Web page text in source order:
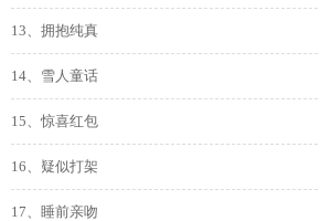
13、拥抱纯真
14、雪人童话
15、惊喜红包
16、疑似打架
17、睡前亲吻